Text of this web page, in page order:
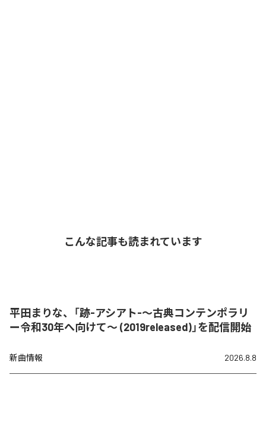
こんな記事も読まれています
平田まりな、「跡-アシアト-〜古典コンテンポラリ
ー令和30年へ向けて〜 (2019released)」を配信開始
新曲情報 2026.8.8